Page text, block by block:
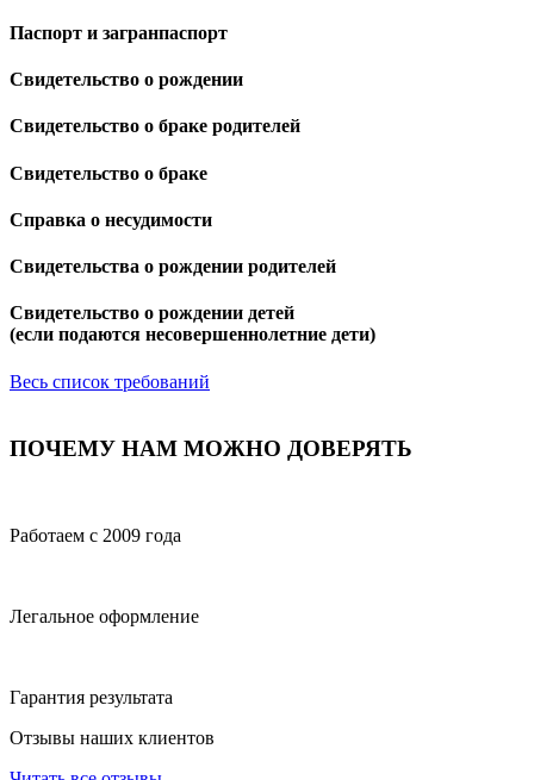
Паспорт и загранпаспорт
Свидетельство о рождении
Свидетельство о браке родителей
Свидетельство о браке
Справка о несудимости
Свидетельства о рождении родителей
Свидетельство о рождении детей
(если подаются несовершеннолетние дети)
Весь список требований
ПОЧЕМУ НАМ МОЖНО ДОВЕРЯТЬ
Работаем с 2009 года
Легальное оформление
Гарантия результата
Отзывы наших клиентов